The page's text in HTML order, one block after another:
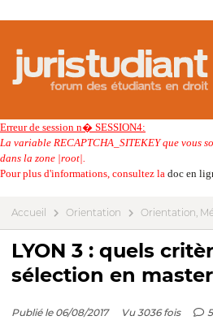
Erreur de session n� SESSION4:
La variable RECAPTCHA_SITEKEY que vous
dans la zone |root|.
Pour plus d'informations, consultez la doc en
Accueil Orientation Orientation,
LYON 3 : quels
sélection en
Publié le 06/08/2017 Vu 3036 fois 5